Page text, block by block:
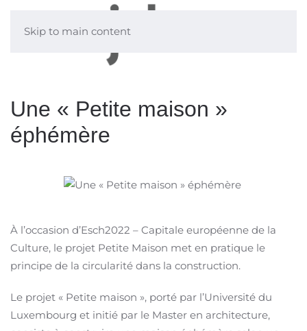
Skip to main content
Une « Petite maison »
éphémère
À l’occasion d’Esch2022 – Capitale européenne de la
Culture, le projet Petite Maison met en pratique le
principe de la circularité dans la construction.
Le projet « Petite maison », porté par l’Université du
Luxembourg et initié par le Master en architecture,